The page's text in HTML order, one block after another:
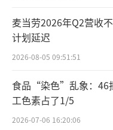
产生重大影响。
如今的万泰生
面。公司半年报
实现营业收入约
9%；对应实现的
麦当劳2026年Q2营收
计划延迟
2026-08-05 09:51:51
食品“染色”乱象：46
工色素占了1/5
2026-07-06 16:20:06